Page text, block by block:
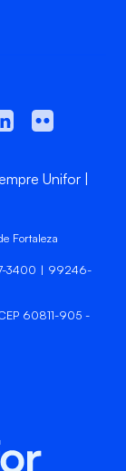
Unifor
Fortaleza
3400 | 99246-
60811-905 -